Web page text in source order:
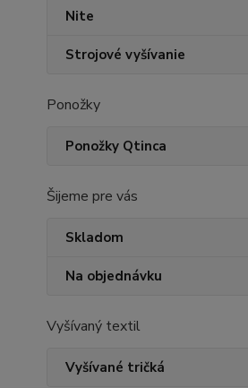
Nite
Strojové vyšívanie
Ponožky
Ponožky Qtinca
Šijeme pre vás
Skladom
Na objednávku
Vyšívaný textil
Vyšívané tričká